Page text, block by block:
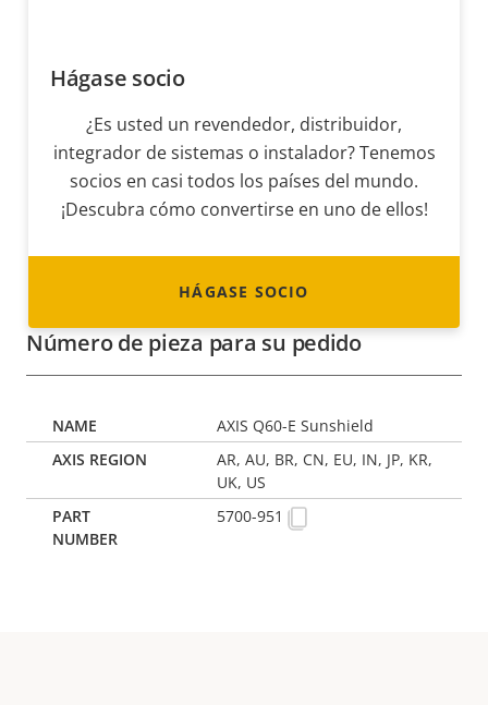
Hágase socio
¿Es usted un revendedor, distribuidor,
integrador de sistemas o instalador? Tenemos
socios en casi todos los países del mundo.
¡Descubra cómo convertirse en uno de ellos!
HÁGASE SOCIO
Número de pieza para su pedido
AXIS Q60-E Sunshield
AR, AU, BR, CN, EU, IN, JP, KR,
UK, US
5700-951